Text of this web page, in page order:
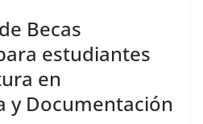
Becas
estudiantes
en
y Documentación